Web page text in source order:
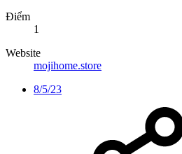
Điểm
1
Website
mojihome.store
8/5/23